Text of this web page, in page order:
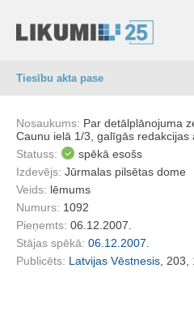
Tiesību akta pase
Nosaukums: Par detālplānojuma
Caunu ielā 1/3, galīgās redakcijas
Statuss:
spēkā esošs
Izdevējs: Jūrmalas pilsētas dome
Veids: lēmums
Numurs: 1092
Pieņemts: 06.12.2007.
Stājas spēkā: 06.12.2007.
Publicēts: Latvijas Vēstnesis ,